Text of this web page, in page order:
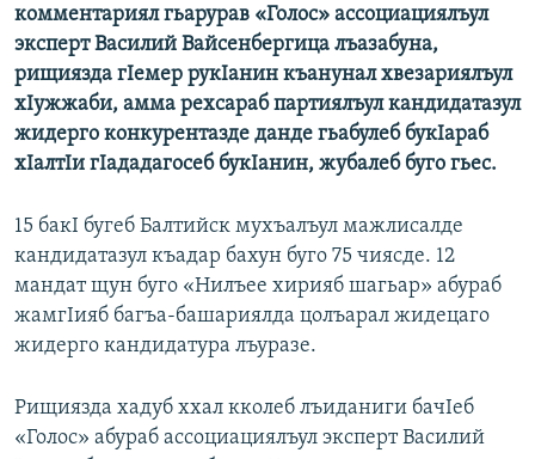
комментариял гьарурав «Голос» ассоциациялъул
эксперт Василий Вайсенбергица лъазабуна,
рищиязда гIемер рукIанин къанунал хвезариялъул
хIужжаби, амма рехсараб партиялъул кандидатазул
жидерго конкурентазде данде гьабулеб букIараб
хIалтIи гIададагосеб букIанин, жубалеб буго гьес.
15 бакI бугеб Балтийск мухъалъул мажлисалде
кандидатазул къадар бахун буго 75 чиясде. 12
мандат щун буго «Нилъее хирияб шагьар» абураб
жамгIияб багъа-башариялда цолъарал жидецаго
жидерго кандидатура лъуразе.
Рищиязда хадуб ххал кколеб лъиданиги бачIеб
«Голос» абураб ассоциациялъул эксперт Василий